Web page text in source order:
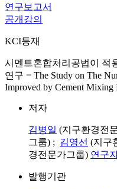
연구보고서
공개강의
KCI등재
시멘트혼합처리공법이 적
연구 = The Study on The
Improved by Cement Mixing
저자
김병일 (지구환경전
그룹) ; 김영선 (지구
경전문가그룹) 연구
발행기관